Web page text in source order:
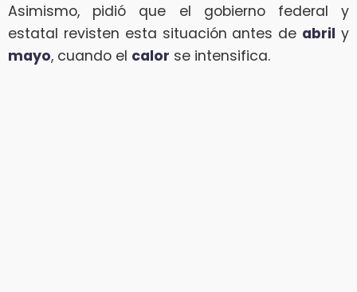
Asimismo, pidió que el gobierno federal y
estatal revisten esta situación antes de abril y
mayo, cuando el calor se intensifica.